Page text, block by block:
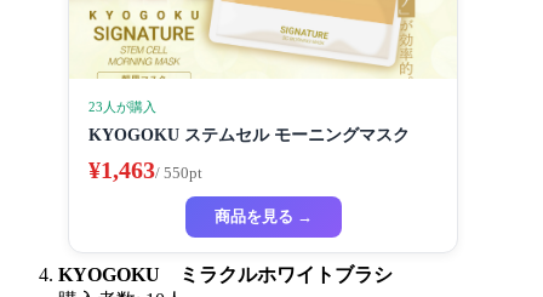
23人が購入
KYOGOKU ステムセル モーニングマスク
¥1,463/ 550pt
商品を見る →
KYOGOKU ミラクルホワイトブラシ